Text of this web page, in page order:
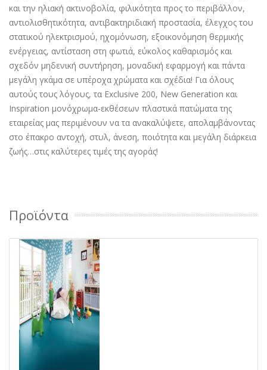
και την ηλιακή ακτινοβολία, φιλικότητα προς το περιβάλλον,
αντιολισθητικότητα, αντιβακτηριδιακή προστασία, έλεγχος του
στατικού ηλεκτρισμού, ηχομόνωση, εξοικονόμηση θερμικής
ενέργειας, αντίσταση στη φωτιά, εύκολος καθαρισμός και
σχεδόν μηδενική συντήρηση, μοναδική εφαρμογή και πάντα
μεγάλη γκάμα σε υπέροχα χρώματα και σχέδια! Για όλους
αυτούς τους λόγους, τα Exclusive 200, New Generation και
Inspiration μονόχρωμα-εκθέσεων πλαστικά πατώματα της
εταιρείας μας περιμένουν να τα ανακαλύψετε, απολαμβάνοντας
στο έπακρο αντοχή, στυλ, άνεση, ποιότητα και μεγάλη διάρκεια
ζωής…στις καλύτερες τιμές της αγοράς!
Προϊόντα